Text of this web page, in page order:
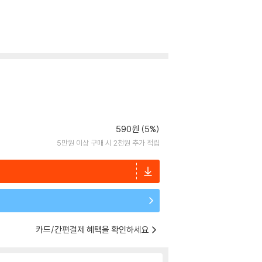
590원 (5%)
5만원 이상 구매 시 2천원 추가 적립
카드/간편결제 혜택을 확인하세요